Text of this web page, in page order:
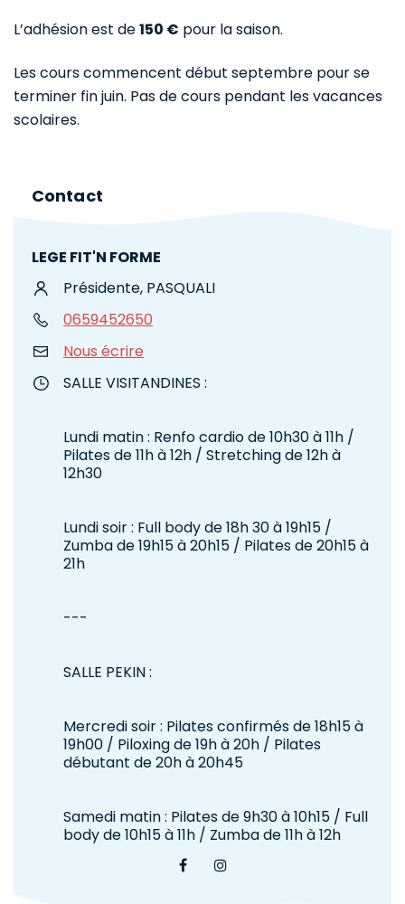
L’adhésion est de150 € pour la saison.
Les cours commencent début septembre pour se
terminer fin juin. Pas de cours pendant les vacances
scolaires.
Contact
LEGE FIT'N FORME
Présidente, PASQUALI
0659452650
Nous écrire
SALLE VISITANDINES :
Lundi matin : Renfo cardio de 10h30 à 11h /
Pilates de 11h à 12h / Stretching de 12h à
12h30
Lundi soir : Full body de 18h 30 à 19h15 /
Zumba de 19h15 à 20h15 / Pilates de 20h15 à
21h
---
SALLE PEKIN :
Mercredi soir : Pilates confirmés de 18h15 à
19h00 / Piloxing de 19h à 20h / Pilates
débutant de 20h à 20h45
Samedi matin : Pilates de 9h30 à 10h15 / Full
body de 10h15 à 11h / Zumba de 11h à 12h
FacebookInstagram